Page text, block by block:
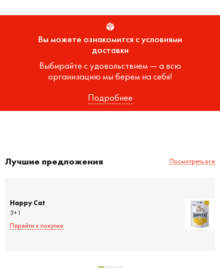
Вы можете ознакомится с условиями
доставки
Выбирайте с удовольствием — а всю
организацию мы берем на себя!
Подробнее
Лучшие предложения Посмотреть все
Happy Cat
5+1
Перейти к покупке